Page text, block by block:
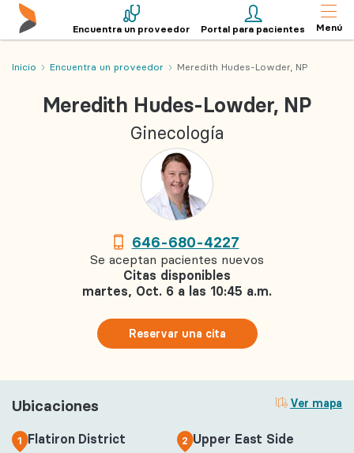
Encuentra un proveedor Portal para pacientes Menú
Inicio Encuentra un proveedor Meredith Hudes-Lowder, NP
Meredith Hudes-Lowder, NP
Ginecología
646-680-4227
Se aceptan pacientes nuevos
Citas disponibles
martes, Oct. 6 a las 10:45 a.m.
Reservar una cita
Ubicaciones Ver mapa
1 Flatiron District 2 Upper East Side